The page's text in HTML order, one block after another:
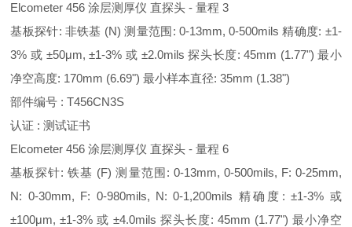
Elcometer 456 涂层测厚仪 直探头 - 量程 3
基板探针: 非铁基 (N) 测量范围: 0-13mm, 0-500mils 精确度: ±1-
3% 或 ±50μm, ±1-3% 或 ±2.0mils 探头长度: 45mm (1.77") 最小
净空高度: 170mm (6.69") 最小样本直径: 35mm (1.38")
部件编号 : T456CN3S
认证 : 测试证书
Elcometer 456 涂层测厚仪 直探头 - 量程 6
基板探针: 铁基 (F) 测量范围: 0-13mm, 0-500mils, F: 0-25mm,
N: 0-30mm, F: 0-980mils, N: 0-1,200mils 精确度: ±1-3% 或
±100μm, ±1-3% 或 ±4.0mils 探头长度: 45mm (1.77") 最小净空